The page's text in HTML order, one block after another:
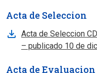
Acta de Seleccion
Acta de Seleccion
– publicado 10 de
Acta de Evaluacion